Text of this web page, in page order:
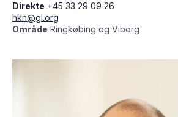
Direkte +45 33 29 09 26
hkn@gl.org
Område Ringkøbing og Viborg